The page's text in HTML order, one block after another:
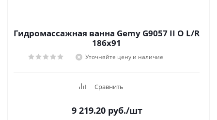
Гидромассажная ванна Gemy G9057 II O L/R
186x91
Уточняйте цену и наличие
Сравнить
9 219.20руб./шт